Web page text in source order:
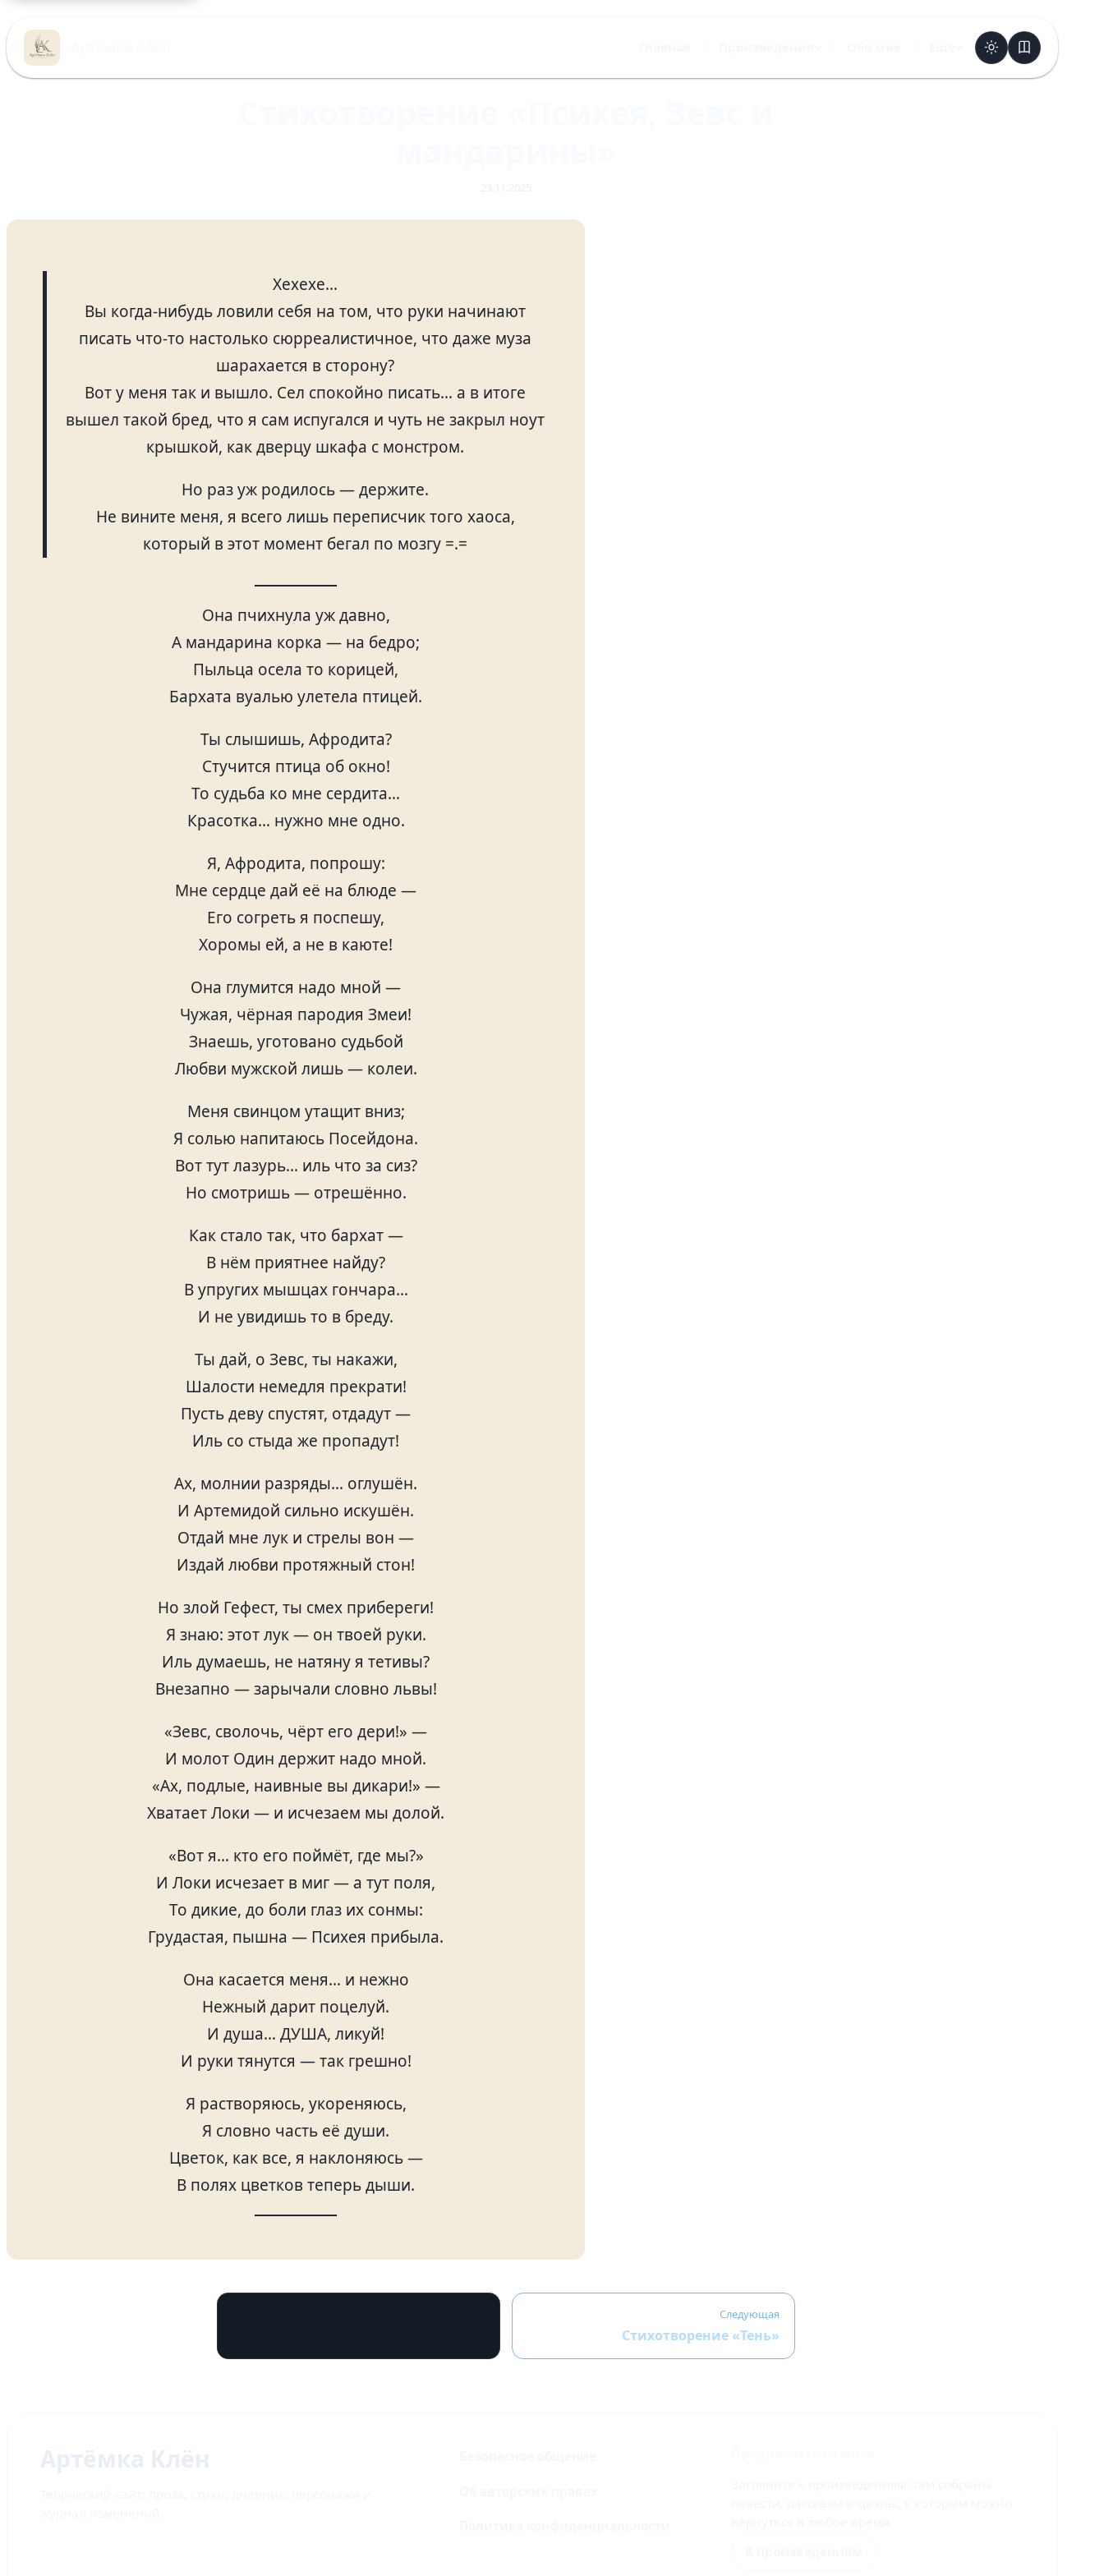
к
содержимому
Хехехе…
Вы когда-нибудь ловили себя на том, что руки начинают
писать что-то настолько сюрреалистичное, что даже муза
шарахается в сторону?
Вот у меня так и вышло. Сел спокойно писать… а в итоге
вышел такой бред, что я сам испугался и чуть не закрыл ноут
крышкой, как дверцу шкафа с монстром.
Но раз уж родилось — держите.
Не вините меня, я всего лишь переписчик того хаоса,
который в этот момент бегал по мозгу =.=
Она пчихнула уж давно,
А мандарина корка — на бедро;
Пыльца осела то корицей,
Бархата вуалью улетела птицей.
Ты слышишь, Афродита?
Стучится птица об окно!
То судьба ко мне сердита…
Красотка… нужно мне одно.
Я, Афродита, попрошу:
Мне сердце дай её на блюде —
Его согреть я поспешу,
Хоромы ей, а не в каюте!
Она глумится надо мной —
Чужая, чёрная пародия Змеи!
Знаешь, уготовано судьбой
Любви мужской лишь — колеи.
Меня свинцом утащит вниз;
Я солью напитаюсь Посейдона.
Вот тут лазурь… иль что за сиз?
Но смотришь — отрешённо.
Как стало так, что бархат —
В нём приятнее найду?
В упругих мышцах гончара…
И не увидишь то в бреду.
Ты дай, о Зевс, ты накажи,
Шалости немедля прекрати!
Пусть деву спустят, отдадут —
Иль со стыда же пропадут!
Ах, молнии разряды… оглушён.
И Артемидой сильно искушён.
Отдай мне лук и стрелы вон —
Издай любви протяжный стон!
Но злой Гефест, ты смех прибереги!
Я знаю: этот лук — он твоей руки.
Иль думаешь, не натяну я тетивы?
Внезапно — зарычали словно львы!
«Зевс, сволочь, чёрт его дери!» —
И молот Один держит надо мной.
«Ах, подлые, наивные вы дикари!» —
Хватает Локи — и исчезаем мы долой.
«Вот я… кто его поймёт, где мы?»
И Локи исчезает в миг — а тут поля,
То дикие, до боли глаз их сонмы:
Грудастая, пышна — Психея прибыла.
Она касается меня… и нежно
Нежный дарит поцелуй.
И душа… ДУША, ликуй!
И руки тянутся — так грешно!
Я растворяюсь, укореняюсь,
Я словно часть её души.
Цветок, как все, я наклоняюсь —
В полях цветков теперь дыши.
Следующая
Стихотворение «Тень»